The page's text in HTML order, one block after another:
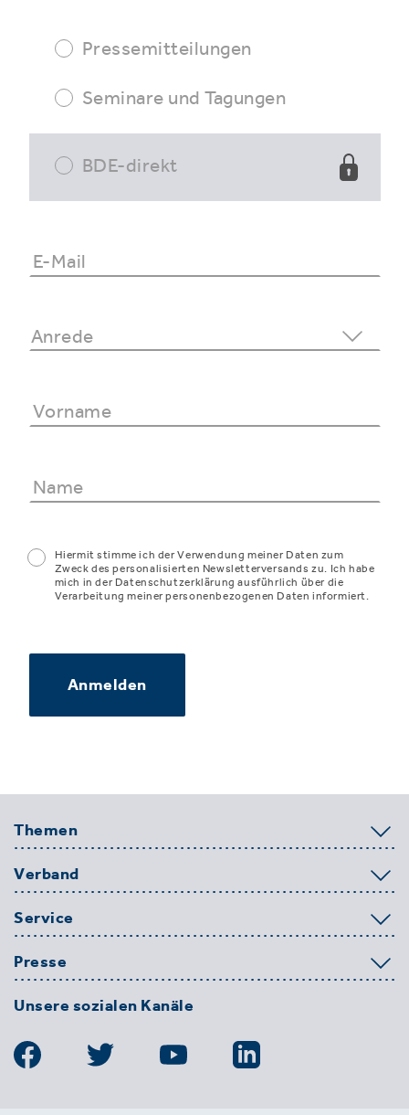
Pressemitteilungen
Seminare und Tagungen
BDE-direkt
Hiermit stimme ich der Verwendung meiner Daten zum
Zweck des personalisierten Newsletterversands zu. Ich habe
mich in der Datenschutzerklärung ausführlich über die
Verarbeitung meiner personenbezogenen Daten informiert.
Anmelden
Themen
Verband
Service
Presse
Unsere sozialen Kanäle